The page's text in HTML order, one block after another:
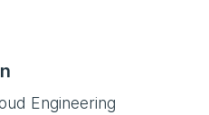
Engineering